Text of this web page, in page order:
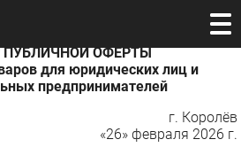
ПУБЛИЧНОЙ ОФЕРТЫ
для юридических лиц и
предпринимателей
г. Королёв
«26» февраля 2026 г.